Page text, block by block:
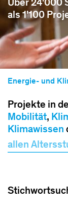
Über 24'000
als 1'100
Energie- und
Projekte in
Mobilität,
Klimawissen
allen